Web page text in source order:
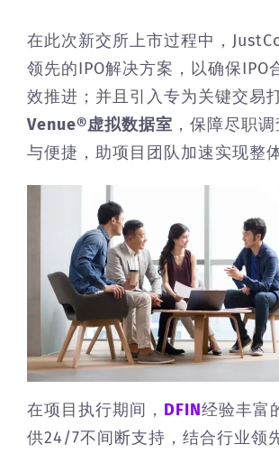
在此次新交所上市过程中，
领先的IPO解决方案，以确保IPO
效推进；并且引入专为关键交易
Venue®虚拟数据室 ，保障尽职
与便捷，助项目团队加速实现整
在项目执行期间， DFIN经验丰富
供24/7不间断支持，结合行业领